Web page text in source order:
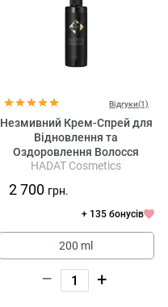
Відгуки(1)
Незмивний Крем-Спрей для
Відновлення та
Оздоровлення Волосся
Hadat Cosmetics Molecular
HADAT Cosmetics
2 700 грн.
+ 135 бонусів
200 ml
– +